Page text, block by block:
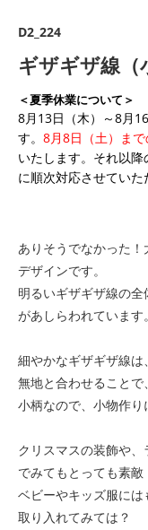
D2_224
ギザギザ線（
＜夏季休業について＞
8月13日（木）～8月
す。 8月8日（土）ま
いたします。それ以
に順次対応させていた
ありそうでなかった
デザインです。
明るいギザギザ線の全
があしらわれています。
細やかなギザギザ線は
無地と合わせることで
小柄なので、小物作り
クリスマスの装飾や
でみてもとっても素敵
ベビーやキッズ服に
取り入れてみては？